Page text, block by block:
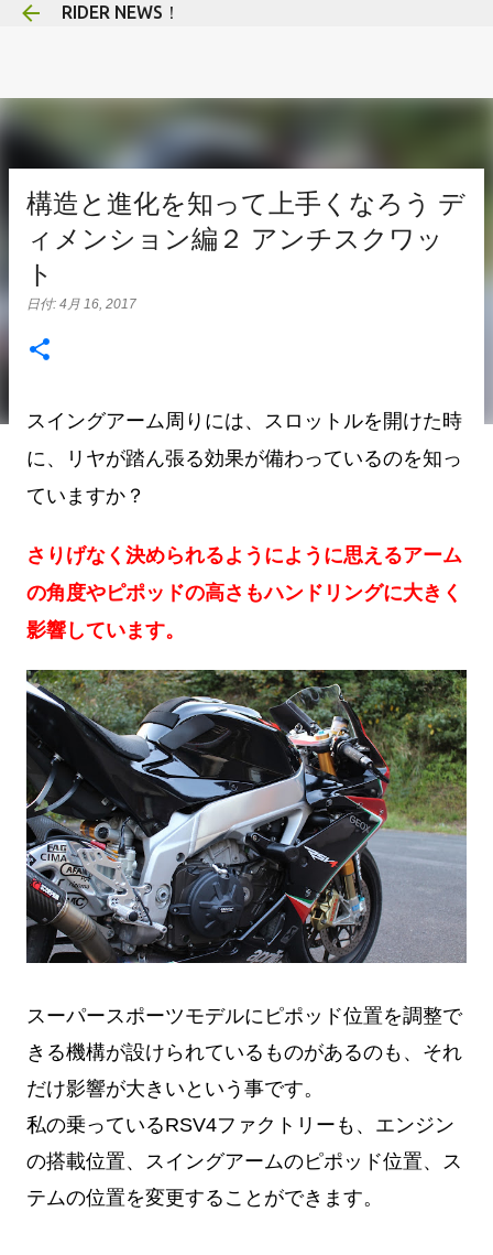
RIDER NEWS！
構造と進化を知って上手くなろう デ
ィメンション編２ アンチスクワッ
ト
日付: 4月 16, 2017
スイングアーム周りには、スロットルを開けた時
に、リヤが踏ん張る効果が備わっているのを知っ
ていますか？
さりげなく決められるようにように思えるアーム
の角度やピポッドの高さもハンドリングに大きく
影響しています。
スーパースポーツモデルにピポッド位置を調整で
きる機構が設けられているものがあるのも、それ
だけ影響が大きいという事です。
私の乗っているRSV4ファクトリーも、エンジン
の搭載位置、スイングアームのピポッド位置、ス
テムの位置を変更することができます。